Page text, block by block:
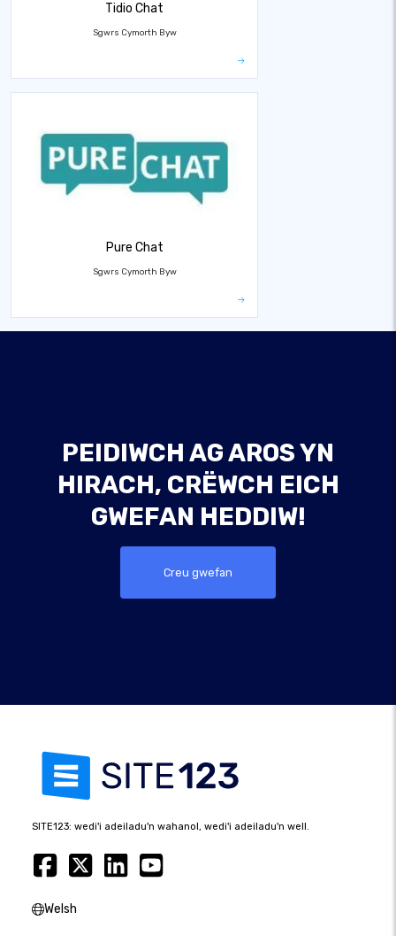
Tidio Chat
Sgwrs Cymorth Byw
Pure Chat
Sgwrs Cymorth Byw
PEIDIWCH AG AROS YN
HIRACH, CRËWCH EICH
GWEFAN HEDDIW!
Creu gwefan
SITE123: wedi'i adeiladu'n wahanol, wedi'i adeiladu'n well.
Welsh